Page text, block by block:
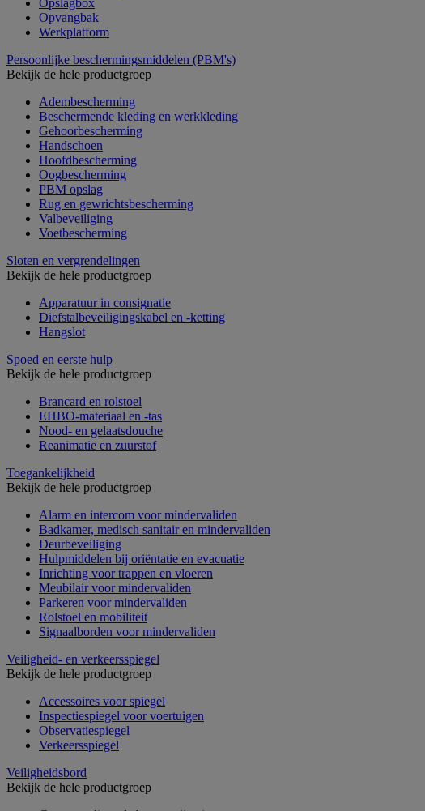
Opvangbak
Werkplatform
Persoonlijke beschermingsmiddelen (PBM's)
Bekijk de hele productgroep
Adembescherming
Beschermende kleding en werkkleding
Gehoorbescherming
Handschoen
Hoofdbescherming
Oogbescherming
PBM opslag
Rug en gewrichtsbescherming
Valbeveiliging
Voetbescherming
Sloten en vergrendelingen
Bekijk de hele productgroep
Apparatuur in consignatie
Diefstalbeveiligingskabel en -ketting
Hangslot
Spoed en eerste hulp
Bekijk de hele productgroep
Brancard en rolstoel
EHBO-materiaal en -tas
Nood- en gelaatsdouche
Reanimatie en zuurstof
Toegankelijkheid
Bekijk de hele productgroep
Alarm en intercom voor mindervaliden
Badkamer, medisch sanitair en mindervaliden
Deurbeveiliging
Hulpmiddelen bij oriëntatie en evacuatie
Inrichting voor trappen en vloeren
Meubilair voor mindervaliden
Parkeren voor mindervaliden
Rolstoel en mobiliteit
Signaalborden voor mindervaliden
Veiligheid- en verkeersspiegel
Bekijk de hele productgroep
Accessoires voor spiegel
Inspectiespiegel voor voertuigen
Observatiespiegel
Verkeersspiegel
Veiligheidsbord
Bekijk de hele productgroep